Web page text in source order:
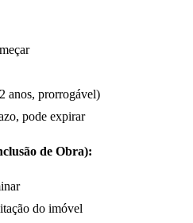
anos, prorrogável)
pode expirar
de Obra):
do imóvel